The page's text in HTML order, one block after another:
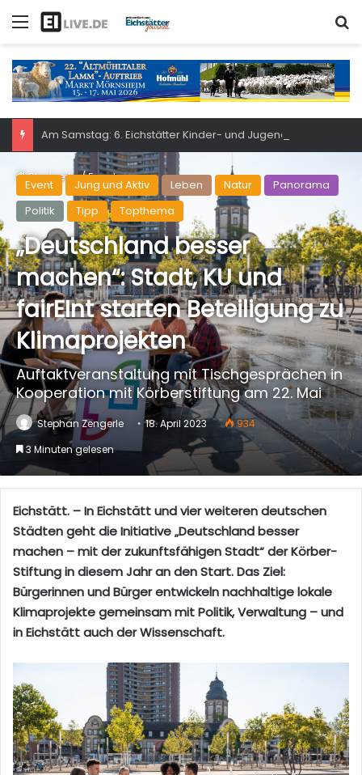
Menü
Startseite/Event
Event Jung und Aktiv Leben Natur
Panorama
Politik
Tipp Topthema
„Deutschland besser
machen“: Stadt, KU und
fairEInt starten Beteiligung zu
Klimaprojekten
Auftaktveranstaltung mit Tischgesprächen in
Kooperation mit Körberstiftung am 22. Mai
Stephan Zengerle 18. April 2023
934
3 Minuten gelesen
Eichstätt. – In Eichstätt und vier weiteren deutschen
Städten geht die Initiative „Deutschland besser
machen – mit der zukunftsfähigen Stadt“ der Körber-
Stiftung in diesem Jahr an den Start. Das Ziel:
Bürgerinnen und Bürger entwickeln nachhaltige lokale
Klimaprojekte gemeinsam mit Politik, Verwaltung – und
in Eichstätt auch der Wissenschaft.